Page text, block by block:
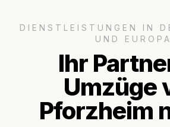
DIENSTLEISTUNGEN IN
UND EUROPA
Ihr
Umzüge
Pforzheim